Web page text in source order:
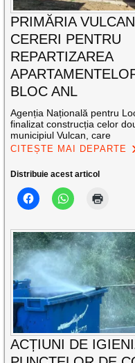
PRIMĂRIA
CERERI PENTRU
REPARTIZAREA
BLOC ANL
Agenția Națională pentru
finalizat construcția celor
municipiul Vulcan, care
CITEȘTE MAI DEPARTE
Distribuie acest articol
ACȚIUNI DE